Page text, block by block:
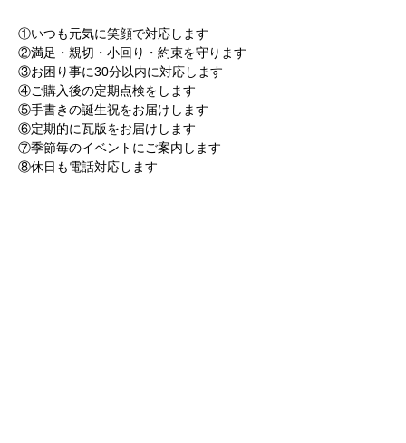
①いつも元気に笑顔で対応します
②満足・親切・小回り・約束を守ります
③お困り事に30分以内に対応します
④ご購入後の定期点検をします
⑤手書きの誕生祝をお届けします
⑥定期的に瓦版をお届けします
⑦季節毎のイベントにご案内します
⑧休日も電話対応します